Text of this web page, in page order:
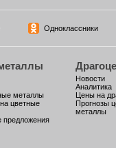
Одноклассники
металлы
цветные
предложения
Новости
Аналитика
Цены на
Прогнозы
металлы